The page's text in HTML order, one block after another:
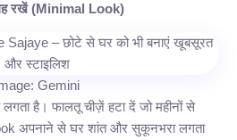
रखें (Minimal Look)
Gemini
है। फालतू चीज़ें हटा दें जो महीनों से
अपनाने से घर शांत और सुकूनभरा लगता